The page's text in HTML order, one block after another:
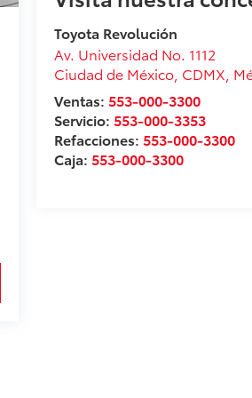
Toyota Revolución
Av. Universidad No. 1112
Ciudad de México CDMX ,
Ventas:553-000-3300
Servicio:553-000-3353
Refacciones:553-000-3300
Caja:553-000-3300